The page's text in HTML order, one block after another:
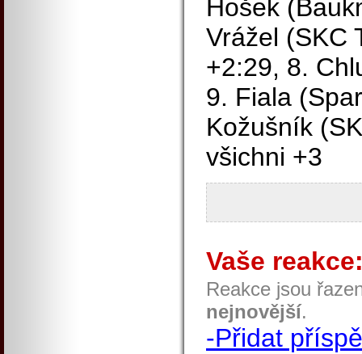
Hošek
Vrážel (SKC
+2:29, 8.
9. Fiala
Kožušník
všichni +3
Vaše
Reakce jsou
nejnovější.
-Přidat